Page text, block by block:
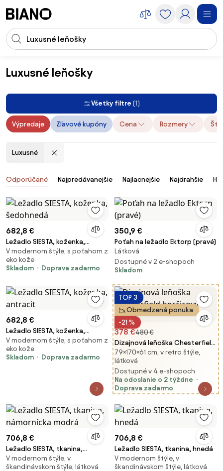
Vstup pre vyhľadávanie
Luxusné leňošky
Nábytok Leňošky Luxusné leňošky
Všetky filtre (1)
Výpredaje Zľavové kupóny Cena Rozmery Štýl
Luxusné
Produkty
Odporúčané Najpredávanejšie Najlacnejšie Najdrahšie
682,8 €
Ležadlo SIESTA, koženka,
šedohnedá
V modernom štýle, s poťahom z
eko kože
Skladom
Doprava zadarmo
350,9 €
Poťah na ležadlo Ektorp (pravé)
Látková
Dostupné v 2 e-shopoch
Skladom
682,8 €
Ležadlo SIESTA, koženka,
antracit
V modernom štýle, s poťahom z
eko kože
Skladom
Doprava zadarmo
TOP 3
Obmedzená ponuka
-21 %
378 €480 €
Dizajnová leňoška Chesterfield
horčicový zamat
79×170×61 cm, v retro štýle,
látková
Dostupné v 4 e-shopoch
Na odoslanie o 2 týždne
Doprava zadarmo
706,8 €
Ležadlo SIESTA, tkanina,
námornícka modrá
V modernom štýle, v
škandinávskom štýle, látková
706,8 €
Ležadlo SIESTA, tkanina, hnedá
V modernom štýle, v
škandinávskom štýle, látková